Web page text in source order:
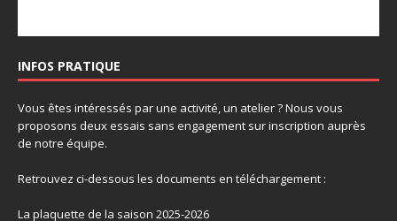
INFOS PRATIQUE
Vous êtes intéressés par une activité, un atelier ? Nous vous
proposons deux essais sans engagement sur inscription auprès
de notre équipe.
Retrouvez ci-dessous les documents en téléchargement :
La plaquette de la saison 2025-2026